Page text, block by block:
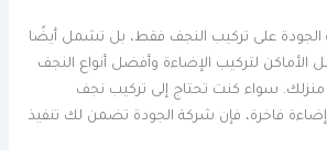
على تركيب النجف فقط، بل تشمل أيضًا
لتركيب الإضاءة وأفضل أنواع النجف
منزلك. سواء كنت تحتاج إلى تركيب نجف
فاخرة، فإن شركة الجودة تضمن لك تنفيذ